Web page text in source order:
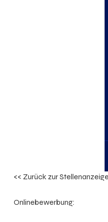
<< Zurück zur Stellenanzeige
Onlinebewerbung: